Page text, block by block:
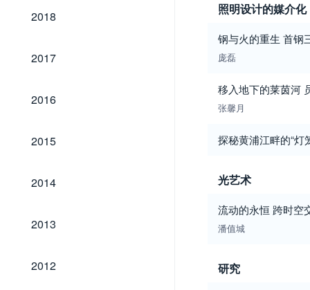
2018
2018
2017
2017
2016
2016
2015
2015
2014
2014
2013
2013
2012
2012
照明设计的媒介化
钢与火的重生 首钢
庞磊
移入地下的莱茵河
张馨月
探秘黄浦江畔的“灯
光艺术
流动的永恒 跨时空
潘值城
研究